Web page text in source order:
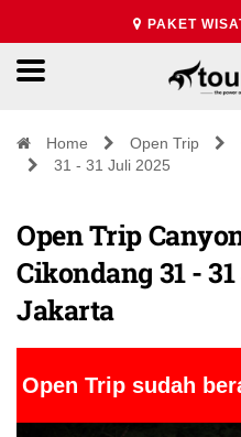
PAKET
Home Open Trip
31 - 31 Juli 2025
Open Trip
Cikondang 31 -
Jakarta
Open Trip sudah